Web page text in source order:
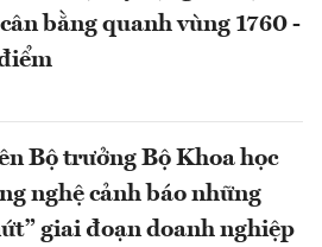
bằng quanh vùng 1760 -
Bộ trưởng Bộ Khoa học
nghệ cảnh báo những
giai đoạn doanh nghiệp